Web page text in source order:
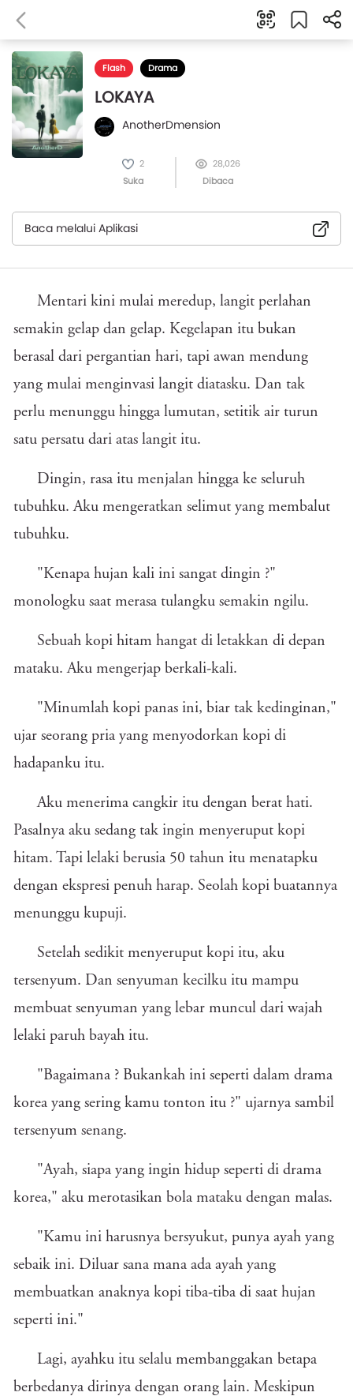
Flash Drama
LOKAYA
AnotherDmension
2
Suka
28,026
Dibaca
Baca melalui Aplikasi
Mentari kini mulai meredup, langit perlahan
semakin gelap dan gelap. Kegelapan itu bukan
berasal dari pergantian hari, tapi awan mendung
yang mulai menginvasi langit diatasku. Dan tak
perlu menunggu hingga lumutan, setitik air turun
satu persatu dari atas langit itu.
Dingin, rasa itu menjalan hingga ke seluruh
tubuhku. Aku mengeratkan selimut yang membalut
tubuhku.
"Kenapa hujan kali ini sangat dingin ?"
monologku saat merasa tulangku semakin ngilu.
Sebuah kopi hitam hangat di letakkan di depan
mataku. Aku mengerjap berkali-kali.
"Minumlah kopi panas ini, biar tak kedinginan,"
ujar seorang pria yang menyodorkan kopi di
hadapanku itu.
Aku menerima cangkir itu dengan berat hati.
Pasalnya aku sedang tak ingin menyeruput kopi
hitam. Tapi lelaki berusia 50 tahun itu menatapku
dengan ekspresi penuh harap. Seolah kopi buatannya
menunggu kupuji.
Setelah sedikit menyeruput kopi itu, aku
tersenyum. Dan senyuman kecilku itu mampu
membuat senyuman yang lebar muncul dari wajah
lelaki paruh bayah itu.
"Bagaimana ? Bukankah ini seperti dalam drama
korea yang sering kamu tonton itu ?" ujarnya sambil
tersenyum senang.
"Ayah, siapa yang ingin hidup seperti di drama
korea," aku merotasikan bola mataku dengan malas.
"Kamu ini harusnya bersyukut, punya ayah yang
sebaik ini. Diluar sana mana ada ayah yang
membuatkan anaknya kopi tiba-tiba di saat hujan
seperti ini."
Lagi, ayahku itu selalu membanggakan betapa
berbedanya dirinya dengan orang lain. Meskipun